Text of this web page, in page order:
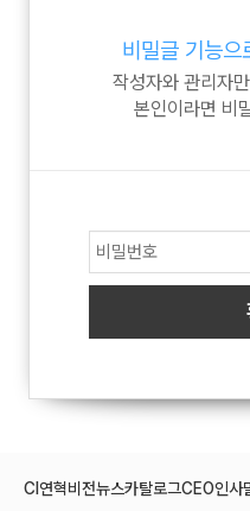
비밀글 기능으
작성자와 관리자
본인이라면 비
CI 연혁비전뉴스카탈로그CEO인사